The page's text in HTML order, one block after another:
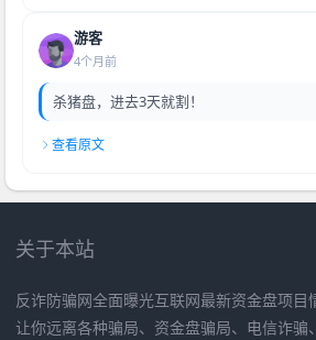
游客
4个月前
杀猪盘，进去3天就割！
查看原文
关于本站
反诈防骗网全面曝光互联网最新资金盘项目
让你远离各种骗局、资金盘骗局、电信诈骗